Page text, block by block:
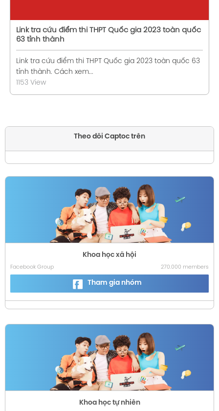
Link tra cứu điểm thi THPT Quốc gia 2023 toàn quốc
63 tỉnh thành
Link tra cứu điểm thi THPT Quốc gia 2023 toàn quốc 63
tỉnh thành. Cách xem...
1153 View
Theo dõi Captoc trên
Khoa học xã hội
Facebook Group 270.000 members
Tham gia nhóm
Khoa học tự nhiên